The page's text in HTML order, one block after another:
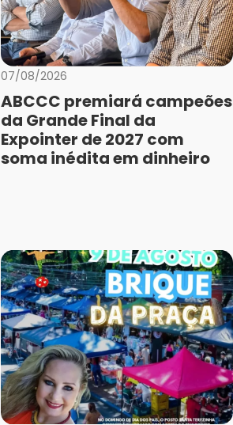
07/08/2026
ABCCC premiará campeões
da Grande Final da
Expointer de 2027 com
soma inédita em dinheiro